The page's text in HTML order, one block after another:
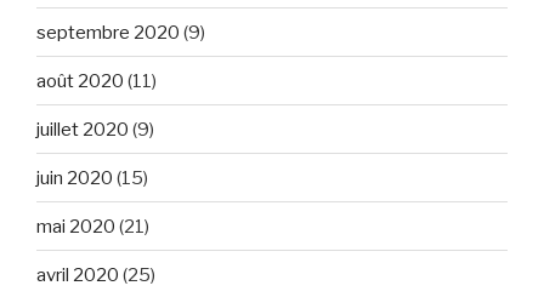
septembre 2020 (9)
août 2020 (11)
juillet 2020 (9)
juin 2020 (15)
mai 2020 (21)
avril 2020 (25)